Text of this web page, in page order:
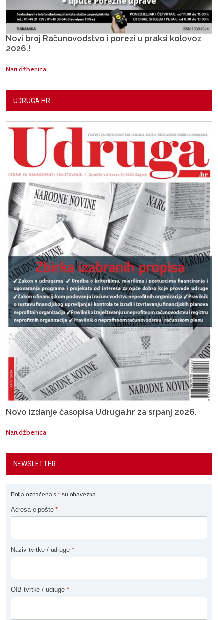
Novi broj Računovodstvo i porezi u praksi kolovoz
2026.!
Narudžbenica
UDRUGA.HR
Novo izdanje časopisa Udruga.hr za srpanj 2026.
Narudžbenica
NEWSLETTER
Polja označena s * su obavezna
Adresa e-pošte *
Naziv tvrtke / udruge *
OIB tvrtke / udruge *